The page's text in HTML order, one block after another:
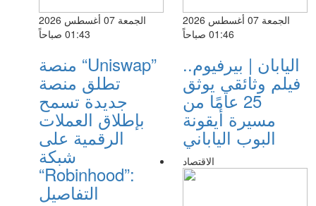
الجمعة 07 أغسطس 2026
01:43 صباحاً
منصة “Uniswap”
تطلق منصة
جديدة تسمح
بإطلاق العملات
الرقمية على
شبكة
“Robinhood”:
التفاصيل
الجمعة 07 أغسطس 2026
01:46 صباحاً
اليابان | بيرفيوم..
فيلم وثائقي يوثق
25 عامًا من
مسيرة أيقونة
البوب الياباني
الاقتصاد